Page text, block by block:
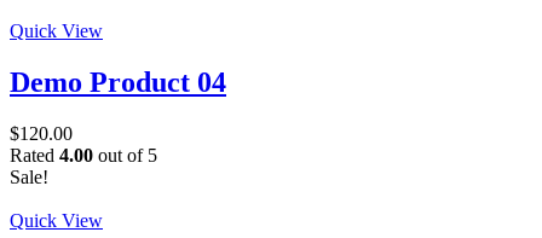
Quick View
Demo Product 04
$120.00
Rated 4.00 out of 5
Sale!
Quick View